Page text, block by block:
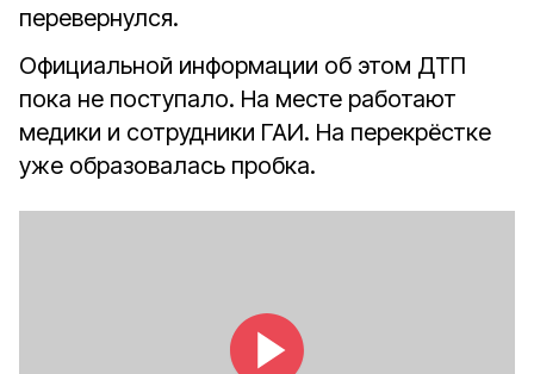
перевернулся.
Официальной информации об этом ДТП
пока не поступало. На месте работают
медики и сотрудники ГАИ. На перекрёстке
уже образовалась пробка.